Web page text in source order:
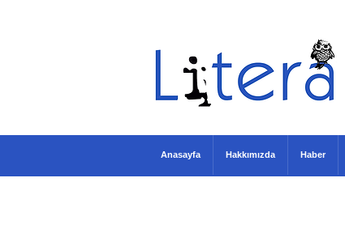
Anasayfa Hakkımızda Haber